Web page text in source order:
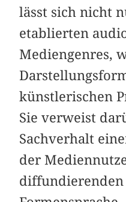
lässt sich nicht
etablierten
Mediengenres,
künstlerischen
Sie verweist
Sachverhalt
der